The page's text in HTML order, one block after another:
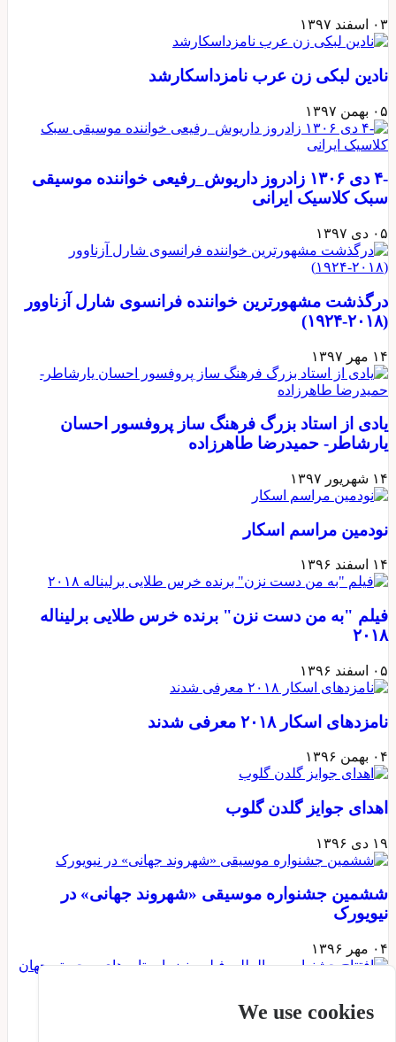
۰۳ اسفند ۱۳۹۷
نادین لبکی زن عرب نامزداسکارشد
۰۵ بهمن ۱۳۹۷
-۴ دی ۱۳۰۶ زادروز داریوش_رفیعی خواننده موسیقی
سبک کلاسیک ایرانی
۰۵ دی ۱۳۹۷
درگذشت مشهورترین خواننده فرانسوی شارل آزناوور
(۲۰۱۸-۱۹۲۴)
۱۴ مهر ۱۳۹۷
یادی از استاد بزرگ فرهنگ ساز پروفسور احسان
یارشاطر- حمیدرضا طاهرزاده
۱۴ شهریور ۱۳۹۷
نودمین مراسم اسکار
۱۴ اسفند ۱۳۹۶
فیلم "به من دست نزن" برنده خرس طلایی برلیناله
۲۰۱۸
۰۵ اسفند ۱۳۹۶
نامزدهای اسکار ۲۰۱۸ معرفی شدند
۰۴ بهمن ۱۳۹۶
اهدای جوایز گلدن گلوب
۱۹ دی ۱۳۹۶
ششمین جشنواره موسیقی «شهروند جهانی» در
نیویورک
۰۴ مهر ۱۳۹۶
افتتاح جشنواره بین‌المللی فیلم ونیز با ستاره‌های
برجسته جهان
We use cookies